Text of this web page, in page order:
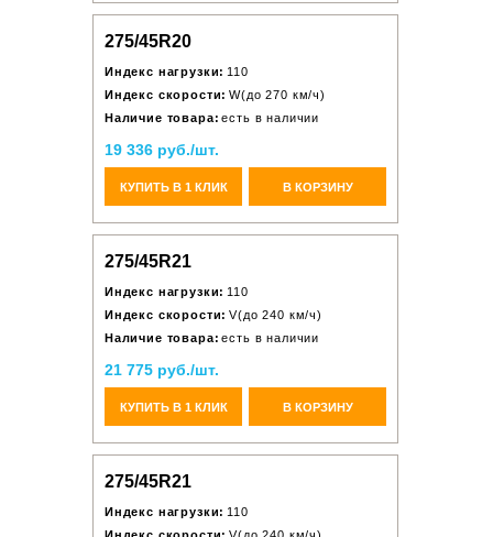
275/45R20
Индекс нагрузки: 110
Индекс скорости: W(до 270 км/ч)
Наличие товара: есть в наличии
19 336 руб./шт.
КУПИТЬ В 1 КЛИК В КОРЗИНУ
275/45R21
Индекс нагрузки: 110
Индекс скорости: V(до 240 км/ч)
Наличие товара: есть в наличии
21 775 руб./шт.
КУПИТЬ В 1 КЛИК В КОРЗИНУ
275/45R21
Индекс нагрузки: 110